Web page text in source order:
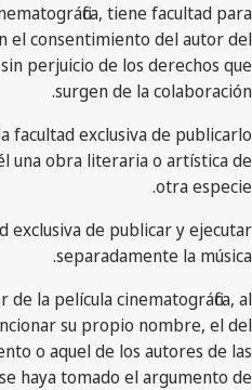
tiene facultad para
el consentimiento del autor del
perjuicio de los derechos que
surgen de la colaboración.
facultad exclusiva de publicarlo
una obra literaria o artística de
otra especie.
exclusiva de publicar y ejecutar
separadamente la música.
la película cinematográfica, al
su propio nombre, el del
o aquel de los autores de las
haya tomado el argumento de